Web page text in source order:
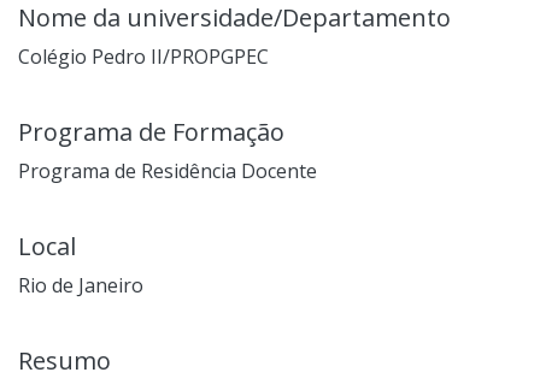
Nome da universidade/Departamento
Colégio Pedro II/PROPGPEC
Programa de Formação
Programa de Residência Docente
Local
Rio de Janeiro
Resumo